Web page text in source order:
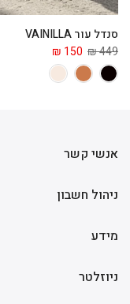
סנדל עור VAINILLA
449 ₪
150 ₪
אנשי קשר
ניהול חשבון
מידע
ניוזלטר